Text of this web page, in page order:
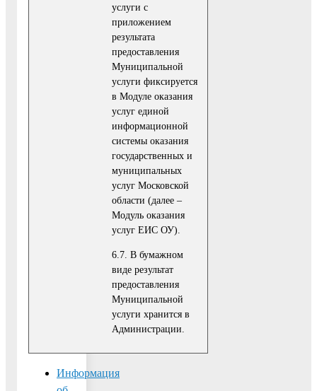
услуги с
приложением
результата
предоставления
Муниципальной
услуги фиксируется
в Модуле оказания
услуг единой
информационной
системы оказания
государственных и
муниципальных
услуг Московской
области (далее –
Модуль оказания
услуг ЕИС ОУ).
6.7. В бумажном
виде результат
предоставления
Муниципальной
услуги хранится в
Администрации.
Информация